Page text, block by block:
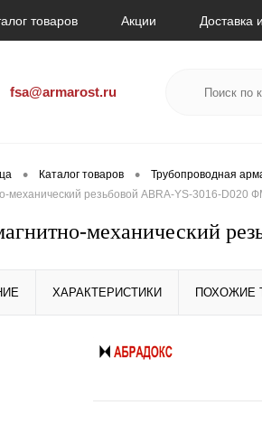
товаров Акции Доставка
fsa@armarost.ru
• Каталог товаров • Трубопроводная
механический резьбовой ABRA-YS-3016-D020
механический
ХАРАКТЕРИСТИКИ ПОХОЖИЕ